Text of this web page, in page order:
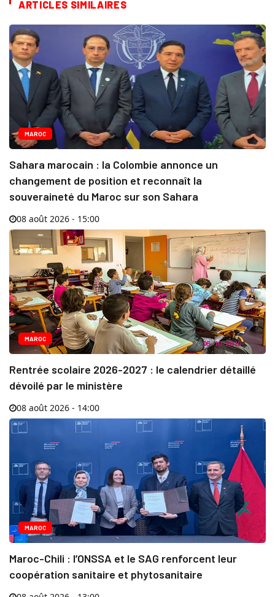
ARTICLES SIMILAIRES
MAROC
Sahara marocain : la Colombie annonce un
changement de position et reconnaît la
souveraineté du Maroc sur son Sahara
08 août 2026 - 15:00
MAROC
Rentrée scolaire 2026-2027 : le calendrier détaillé
dévoilé par le ministère
08 août 2026 - 14:00
MAROC
Maroc-Chili : l’ONSSA et le SAG renforcent leur
coopération sanitaire et phytosanitaire